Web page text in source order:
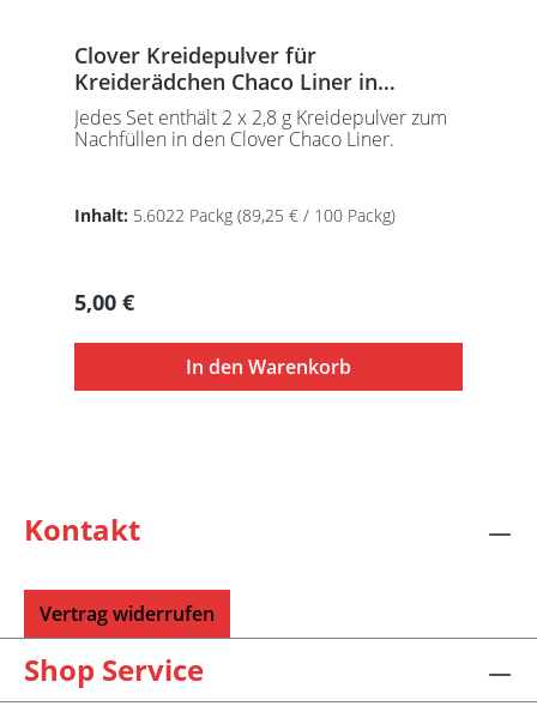
Clover Kreidepulver für
Kreiderädchen Chaco Liner in
verschiedenen Farben
Jedes Set enthält 2 x 2,8 g Kreidepulver zum
Nachfüllen in den Clover Chaco Liner.
Inhalt: 5.6022 Packg (89,25 € / 100 Packg)
Regulärer Preis:
5,00 €
In den Warenkorb
Kontakt
Vertrag widerrufen
Shop Service